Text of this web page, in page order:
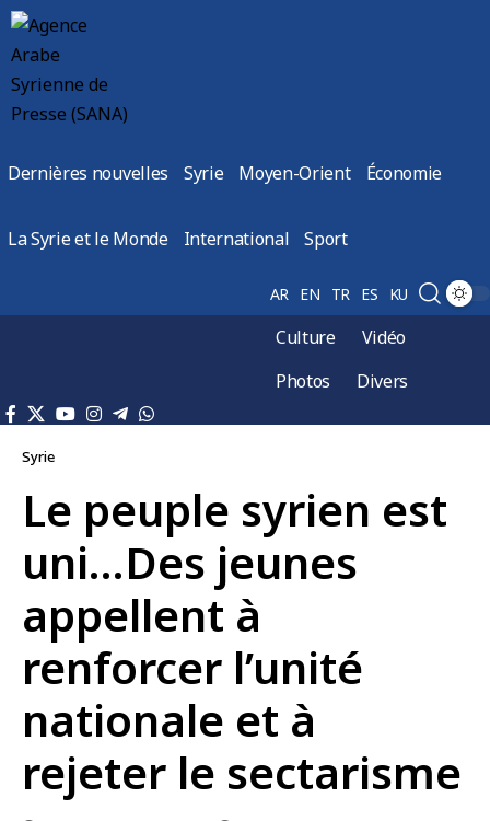
Dernières nouvelles Syrie Moyen-Orient Économie
La Syrie et le Monde International Sport
AR EN TR ES KU
Culture
Vidéo
Photos
Divers
Syrie
Le peuple syrien est
uni…Des jeunes
appellent à
renforcer l’unité
nationale et à
rejeter le sectarisme